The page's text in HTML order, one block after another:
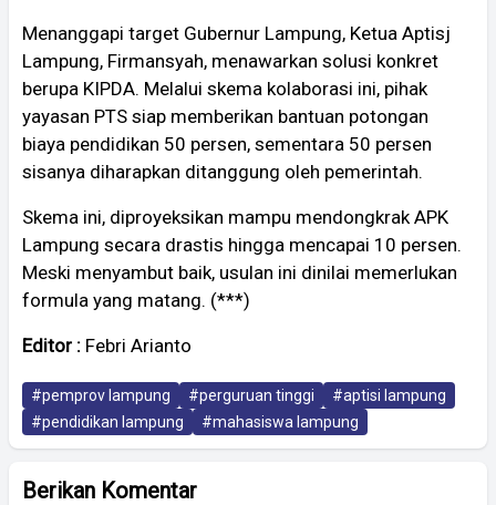
Menanggapi target Gubernur Lampung, Ketua Aptisj
Lampung, Firmansyah, menawarkan solusi konkret
berupa KIPDA. Melalui skema kolaborasi ini, pihak
yayasan PTS siap memberikan bantuan potongan
biaya pendidikan 50 persen, sementara 50 persen
sisanya diharapkan ditanggung oleh pemerintah.
Skema ini, diproyeksikan mampu mendongkrak APK
Lampung secara drastis hingga mencapai 10 persen.
Meski menyambut baik, usulan ini dinilai memerlukan
formula yang matang. (***)
Editor : Febri Arianto
#pemprov lampung #perguruan tinggi
#aptisi lampung
#pendidikan lampung
#mahasiswa lampung
Berikan Komentar